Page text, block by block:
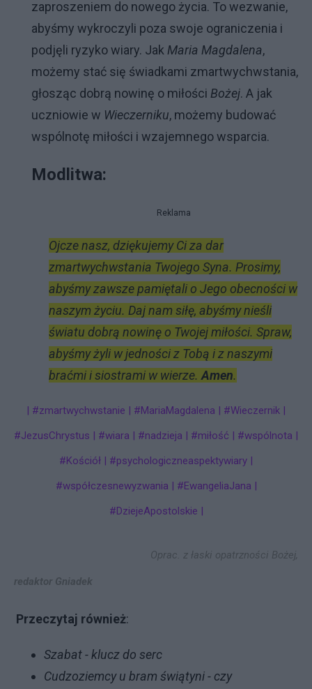
zaproszeniem do nowego życia. To wezwanie,
abyśmy wykroczyli poza swoje ograniczenia i
podjęli ryzyko wiary. Jak Maria Magdalena,
możemy stać się świadkami zmartwychwstania,
głosząc dobrą nowinę o miłości Bożej. A jak
uczniowie w Wieczerniku, możemy budować
wspólnotę miłości i wzajemnego wsparcia.
Modlitwa:
Reklama
Ojcze nasz, dziękujemy Ci za dar
zmartwychwstania Twojego Syna. Prosimy,
abyśmy zawsze pamiętali o Jego obecności w
naszym życiu. Daj nam siłę, abyśmy nieśli
światu dobrą nowinę o Twojej miłości. Spraw,
abyśmy żyli w jedności z Tobą i z naszymi
braćmi i siostrami w wierze. Amen.
| #zmartwychwstanie | #MariaMagdalena | #Wieczernik |
#JezusChrystus | #wiara | #nadzieja | #miłość | #wspólnota |
#Kościół | #psychologiczneaspektywiary |
#współczesnewyzwania | #EwangeliaJana |
#DziejeApostolskie |
Oprac. z łaski opatrzności Bożej,
redaktor Gniadek
Przeczytaj również:
Szabat - klucz do serc
Cudzoziemcy u bram świątyni - czy